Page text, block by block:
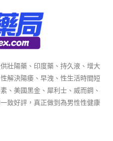
解決陽痿、早洩、性生活時間短
、美國黑金、犀利士、威而鋼、
致好評，真正做到為男性性健康